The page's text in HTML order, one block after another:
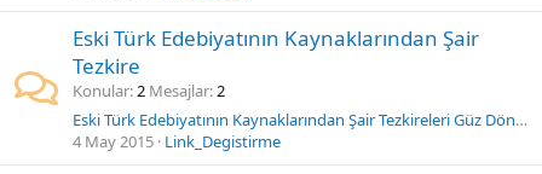
Eski Türk Edebiyatının Kaynaklarından Şair
Tezkire
Konular 2 Mesajlar 2
Eski Türk Edebiyatının Kaynaklarından Şair Tezkireleri Güz Dönemi Sınav Soruları
4 May 2015 Link_Degistirme